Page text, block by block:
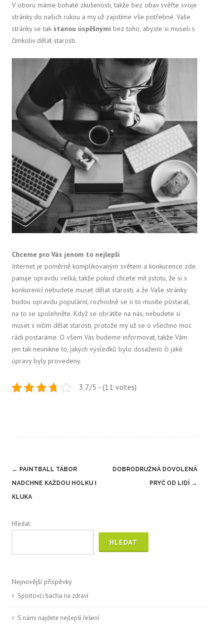
V oboru máme bohaté zkušenosti, takže bez obav svěřte svoje
stránky do našich rukou a my už zajistíme vše potřebné. Vaše
stránky se tak stanou úspěšnými bez toho, abyste si museli s
čímkoliv dělat starosti.
Chceme pro Vás jenom to nejlepší
Internet je poměrně komplikovaným světem a konkurence zde
panuje opravdu velká, takže pokud chcete mít jistotu, že si s
konkurencí nebudete muset dělat starosti, a že Vaše stránky
budou opravdu populární, rozhodně se o to musíte postarat,
na to se spolehněte. Když se obrátíte na nás, nebudete si
muset s ničím dělat starosti, protože my už se o všechno moc
rádi postaráme. O všem Vás budeme informovat, takže Vám
jen tak neunikne to, jakých výsledků bylo dosaženo či jaké
úpravy byly provedeny.
3.7/5 - (11 votes)
Post
navigation
← PAINTBALL TÁBOR
NADCHNE KAŽDOU HOLKU I
KLUKA
DOBRODRUŽNÁ DOVOLENÁ
PRYČ OD LIDÍ
→
Hledat
HLEDAT
Nejnovější příspěvky
Sportovci bacha na zdraví
S námi najdete nejlepší řešení